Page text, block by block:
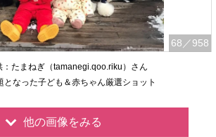
68 ／958
：たまねぎ（tamanegi.qoo.riku）さん
となった子ども＆赤ちゃん厳選ショット
他の画像をみる